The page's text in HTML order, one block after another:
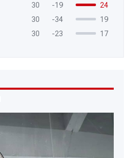
30 -19
24
30 -34
19
30 -23 17